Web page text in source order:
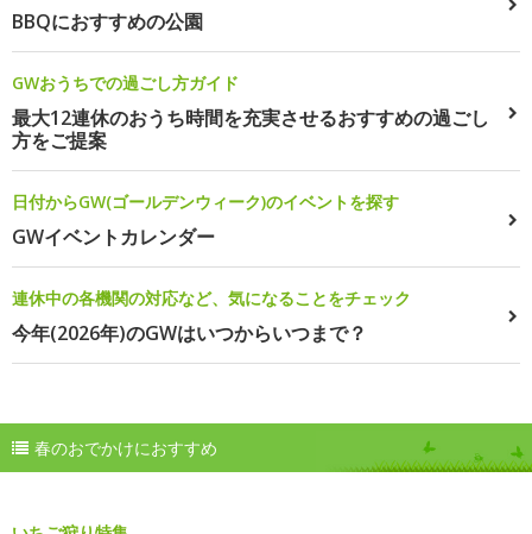
BBQにおすすめの公園
GWおうちでの過ごし方ガイド
最大12連休のおうち時間を充実させるおすすめの過ごし
方をご提案
日付からGW(ゴールデンウィーク)のイベントを探す
GWイベントカレンダー
連休中の各機関の対応など、気になることをチェック
今年(2026年)のGWはいつからいつまで？
春のおでかけにおすすめ